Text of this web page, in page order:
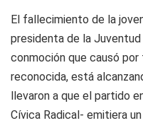
El fallecimiento de la
presidenta de la Juventud
conmoción que causó
reconocida, está
llevaron a que el partido
Cívica Radical- emitiera